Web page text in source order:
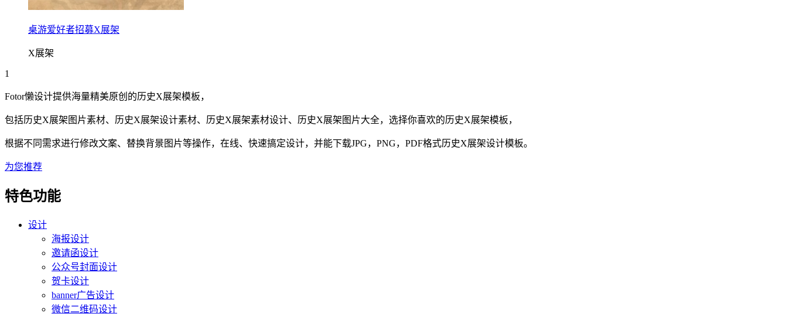
桌游爱好者招募X展架
X展架
1
Fotor懒设计提供海量精美原创的历史X展架模板，
包括历史X展架 图片素材、 历史X展架设计素材、 历史X展架素材设计、 历史X展架 图片大全，选择你喜欢的历史X展架模板，
根据不同需求进行修改文案、替换背景图片等操作，在线、快速搞定设计，并能下载JPG，PNG，PDF格式历史X展架设计模板。
为您推荐
特色功能
设计
海报设计
邀请函设计
公众号封面设计
贺卡设计
banner广告设计
微信二维码设计